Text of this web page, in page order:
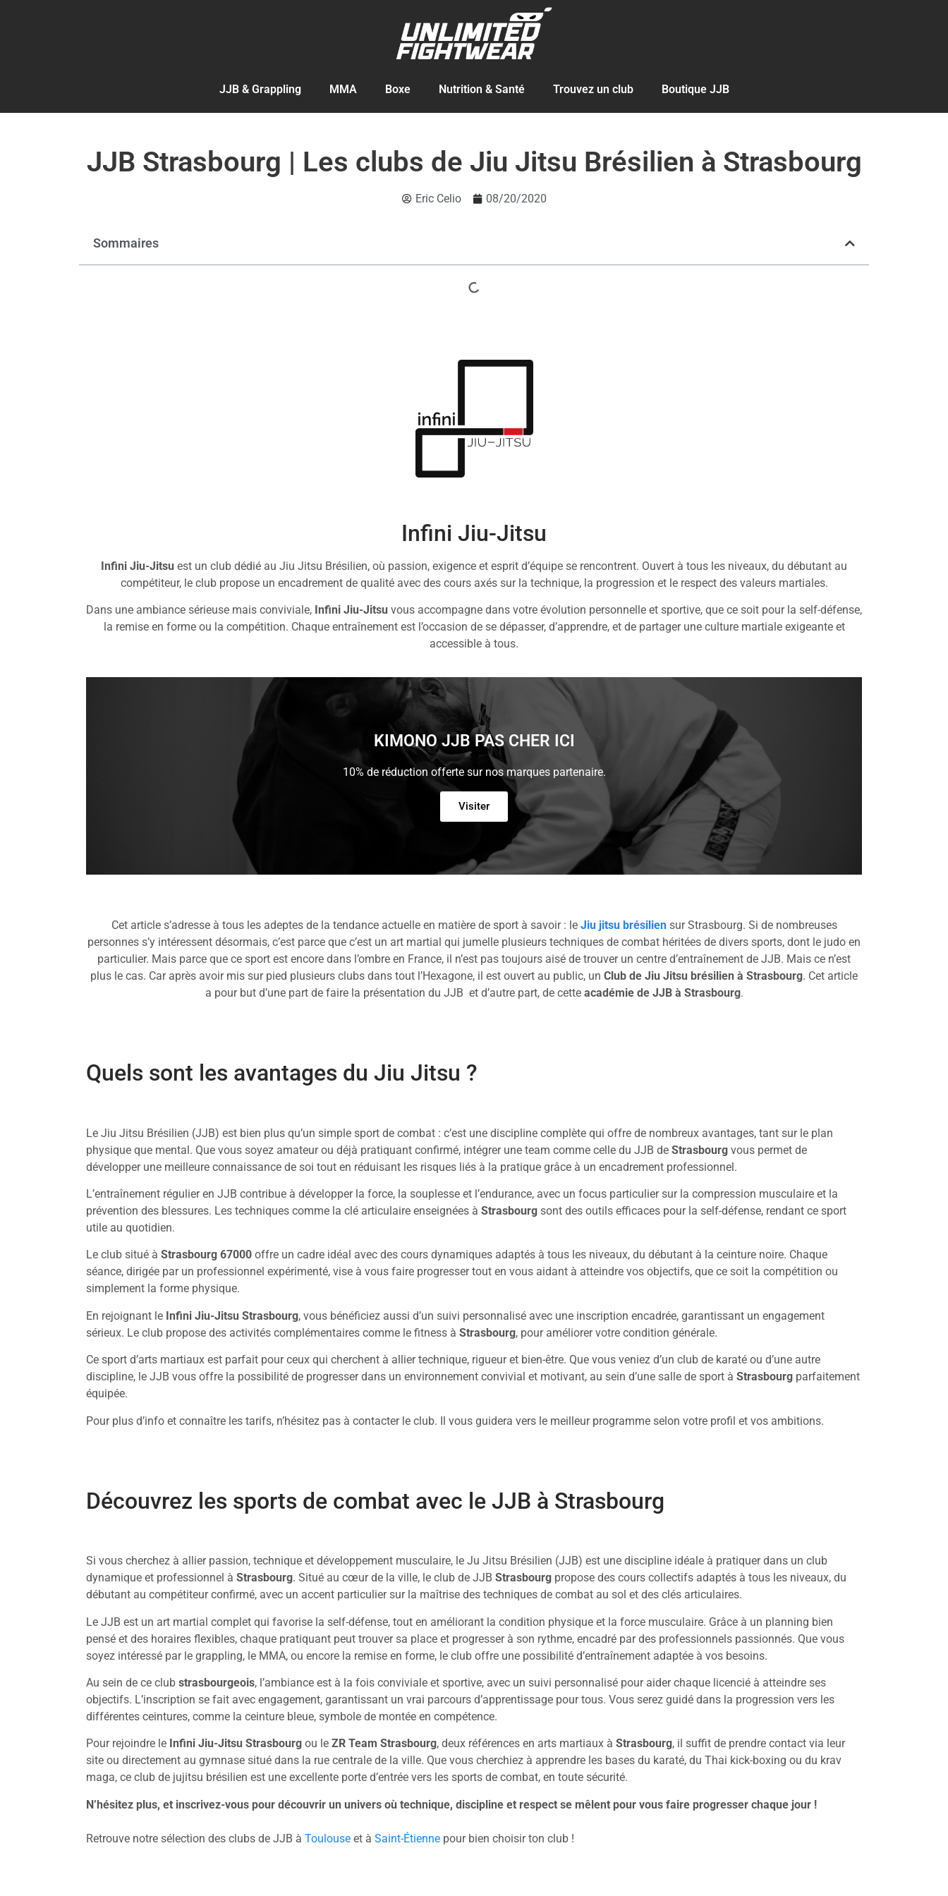
JJB & Grappling MMA Boxe Nutrition & Santé Trouvez un club Boutique JJB
JJB Strasbourg | Les clubs de Jiu Jitsu Brésilien à Strasbourg
Eric Celio 08/20/2020
Sommaires
Infini Jiu-Jitsu
Infini Jiu-Jitsu est un club dédié au Jiu Jitsu Brésilien, où passion, exigence et esprit d’équipe se rencontrent. Ouvert à tous les niveaux, du débutant au
compétiteur, le club propose un encadrement de qualité avec des cours axés sur la technique, la progression et le respect des valeurs martiales.
Dans une ambiance sérieuse mais conviviale, Infini Jiu-Jitsu vous accompagne dans votre évolution personnelle et sportive, que ce soit pour la self-défense,
la remise en forme ou la compétition. Chaque entraînement est l’occasion de se dépasser, d’apprendre, et de partager une culture martiale exigeante et
accessible à tous.
KIMONO JJB PAS CHER ICI
10% de réduction offerte sur nos marques partenaire.
Visiter
Cet article s’adresse à tous les adeptes de la tendance actuelle en matière de sport à savoir : le Jiu jitsu brésiliensur Strasbourg. Si de nombreuses
personnes s’y intéressent désormais, c’est parce que c’est un art martial qui jumelle plusieurs techniques de combat héritées de divers sports, dont le judo en
particulier. Mais parce que ce sport est encore dans l’ombre en France, il n’est pas toujours aisé de trouver un centre d’entraînement de JJB. Mais ce n’est
plus le cas. Car après avoir mis sur pied plusieurs clubs dans tout l’Hexagone, il est ouvert au public, un Club de Jiu Jitsu brésilien à Strasbourg. Cet article
a pour but d’une part de faire la présentation du JJB et d’autre part, de cette académie de JJB à Strasbourg.
Quels sont les avantages du Jiu Jitsu ?
Le Jiu Jitsu Brésilien (JJB) est bien plus qu’un simple sport de combat : c’est une discipline complète qui offre de nombreux avantages, tant sur le plan
physique que mental. Que vous soyez amateur ou déjà pratiquant confirmé, intégrer une team comme celle du JJB de Strasbourg vous permet de
développer une meilleure connaissance de soi tout en réduisant les risques liés à la pratique grâce à un encadrement professionnel.
L’entraînement régulier en JJB contribue à développer la force, la souplesse et l’endurance, avec un focus particulier sur la compression musculaire et la
prévention des blessures. Les techniques comme la clé articulaire enseignées à Strasbourg sont des outils efficaces pour la self-défense, rendant ce sport
utile au quotidien.
Le club situé à Strasbourg 67000 offre un cadre idéal avec des cours dynamiques adaptés à tous les niveaux, du débutant à la ceinture noire. Chaque
séance, dirigée par un professionnel expérimenté, vise à vous faire progresser tout en vous aidant à atteindre vos objectifs, que ce soit la compétition ou
simplement la forme physique.
En rejoignant le Infini Jiu-Jitsu Strasbourg, vous bénéficiez aussi d’un suivi personnalisé avec une inscription encadrée, garantissant un engagement
sérieux. Le club propose des activités complémentaires comme le fitness à Strasbourg, pour améliorer votre condition générale.
Ce sport d’arts martiaux est parfait pour ceux qui cherchent à allier technique, rigueur et bien-être. Que vous veniez d’un club de karaté ou d’une autre
discipline, le JJB vous offre la possibilité de progresser dans un environnement convivial et motivant, au sein d’une salle de sport à Strasbourg parfaitement
équipée.
Pour plus d’info et connaître les tarifs, n’hésitez pas à contacter le club. Il vous guidera vers le meilleur programme selon votre profil et vos ambitions.
Découvrez les sports de combat avec le JJB à Strasbourg
Si vous cherchez à allier passion, technique et développement musculaire, le Ju Jitsu Brésilien (JJB) est une discipline idéale à pratiquer dans un club
dynamique et professionnel à Strasbourg. Situé au cœur de la ville, le club de JJB Strasbourg propose des cours collectifs adaptés à tous les niveaux, du
débutant au compétiteur confirmé, avec un accent particulier sur la maîtrise des techniques de combat au sol et des clés articulaires.
Le JJB est un art martial complet qui favorise la self-défense, tout en améliorant la condition physique et la force musculaire. Grâce à un planning bien
pensé et des horaires flexibles, chaque pratiquant peut trouver sa place et progresser à son rythme, encadré par des professionnels passionnés. Que vous
soyez intéressé par le grappling, le MMA, ou encore la remise en forme, le club offre une possibilité d’entraînement adaptée à vos besoins.
Au sein de ce club strasbourgeois, l’ambiance est à la fois conviviale et sportive, avec un suivi personnalisé pour aider chaque licencié à atteindre ses
objectifs. L’inscription se fait avec engagement, garantissant un vrai parcours d’apprentissage pour tous. Vous serez guidé dans la progression vers les
différentes ceintures, comme la ceinture bleue, symbole de montée en compétence.
Pour rejoindre le Infini Jiu-Jitsu Strasbourg ou le ZR Team Strasbourg, deux références en arts martiaux à Strasbourg, il suffit de prendre contact via leur
site ou directement au gymnase situé dans la rue centrale de la ville. Que vous cherchiez à apprendre les bases du karaté, du Thai kick-boxing ou du krav
maga, ce club de jujitsu brésilien est une excellente porte d’entrée vers les sports de combat, en toute sécurité.
N’hésitez plus, et inscrivez-vous pour découvrir un univers où technique, discipline et respect se mêlent pour vous faire progresser chaque jour !
Retrouve notre sélection des clubs de JJB à Toulouse et à Saint-Étienne pour bien choisir ton club !